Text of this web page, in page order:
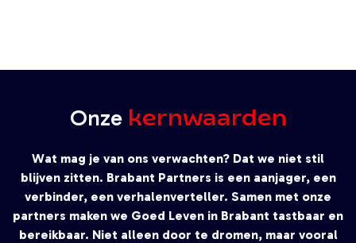
Onze kernwaarden
Wat mag je van ons verwachten? Dat we niet stil
blijven zitten. Brabant Partners is een aanjager, een
verbinder, een verhalenverteller. Samen met onze
partners maken we Goed Leven in Brabant tastbaar en
bereikbaar. Niet alleen door te dromen, maar vooral